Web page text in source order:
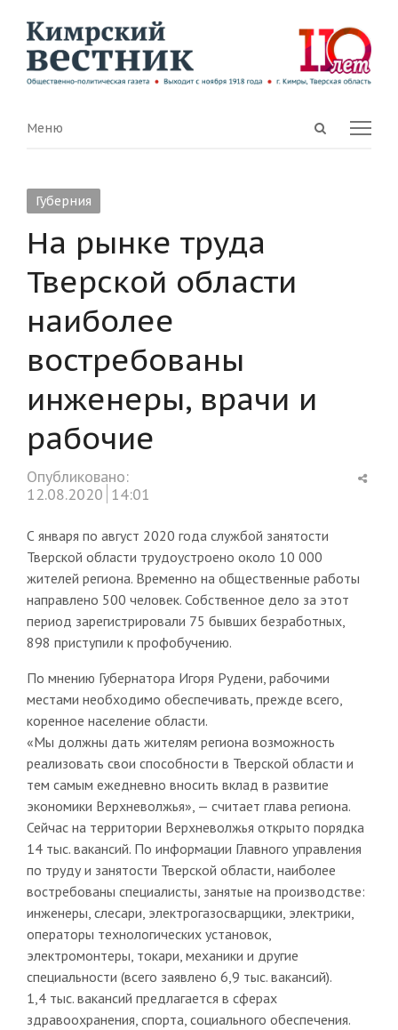
Open
Menu
Меню
Губерния
На рынке труда
Тверской области
наиболее
востребованы
инженеры, врачи и
рабочие
Опубликовано:
12.08.2020 14:01
С января по август 2020 года службой занятости
Тверской области трудоустроено около 10 000
жителей региона. Временно на общественные работы
направлено 500 человек. Собственное дело за этот
период зарегистрировали 75 бывших безработных,
898 приступили к профобучению.
По мнению Губернатора Игоря Рудени, рабочими
местами необходимо обеспечивать, прежде всего,
коренное население области.
«Мы должны дать жителям региона возможность
реализовать свои способности в Тверской области и
тем самым ежедневно вносить вклад в развитие
экономики Верхневолжья», — считает глава региона.
Сейчас на территории Верхневолжья открыто порядка
14 тыс. вакансий. По информации Главного управления
по труду и занятости Тверской области, наиболее
востребованы специалисты, занятые на производстве:
инженеры, слесари, электрогазосварщики, электрики,
операторы технологических установок,
электромонтеры, токари, механики и другие
специальности (всего заявлено 6,9 тыс. вакансий).
1,4 тыс. вакансий предлагается в сферах
здравоохранения, спорта, социального обеспечения.